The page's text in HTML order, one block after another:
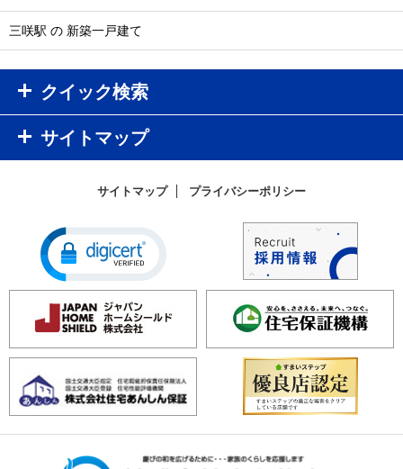
三咲駅 の 新築一戸建て
クイック検索
サイトマップ
サイトマップ プライバシーポリシー